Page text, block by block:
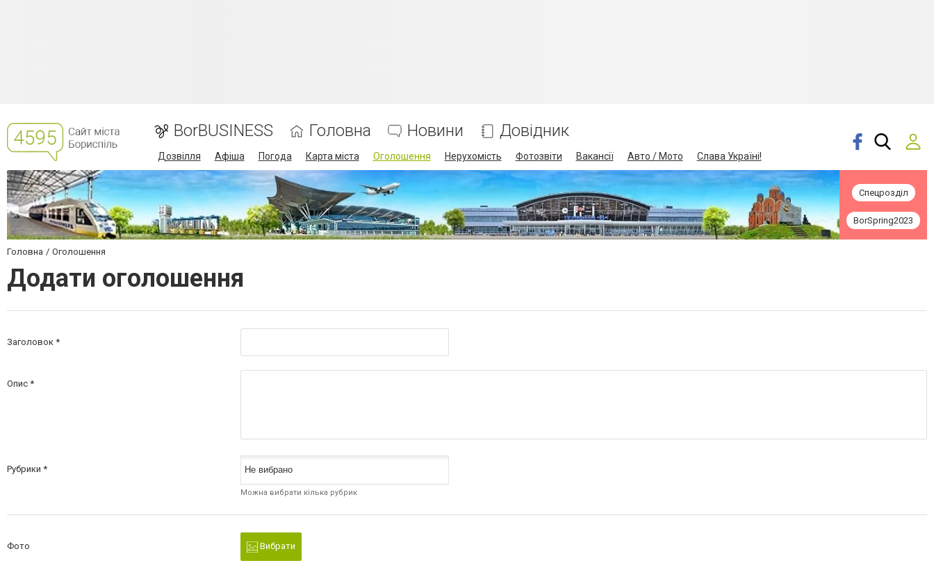
BorBUSINESS Головна Новини Довідник
Дозвілля Афіша Погода Карта міста Оголошення Нерухомість Фотозвіти Вакансії Авто / Мото Слава Україні!
Спецрозділ
BorSpring2023
Головна Оголошення
Додати оголошення
Заголовок
Опис
Рубрики
Можна вибрати кілька рубрик
Фото Вибрати